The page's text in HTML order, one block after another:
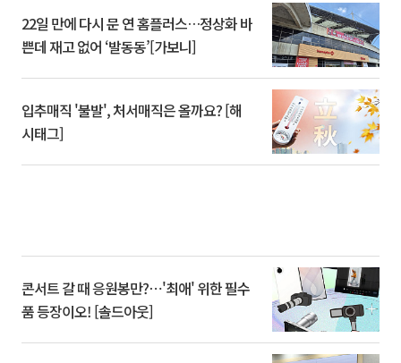
22일 만에 다시 문 연 홈플러스…정상화 바
쁜데 재고 없어 ‘발동동’[가보니]
입추매직 '불발', 처서매직은 올까요? [해
시태그]
콘서트 갈 때 응원봉만?⋯'최애' 위한 필수
품 등장이오! [솔드아웃]